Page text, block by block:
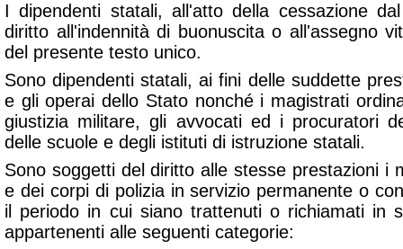
I dipendenti statali, all'atto della cessazione
diritto all'indennità di buonuscita o all'assegno
del presente testo unico.
Sono dipendenti statali, ai fini delle suddette
e gli operai dello Stato nonché i magistrati
giustizia militare, gli avvocati ed i procuratori
delle scuole e degli istituti di istruzione statali.
Sono soggetti del diritto alle stesse prestazioni i
e dei corpi di polizia in servizio permanente o
il periodo in cui siano trattenuti o richiamati in
appartenenti alle seguenti categorie: